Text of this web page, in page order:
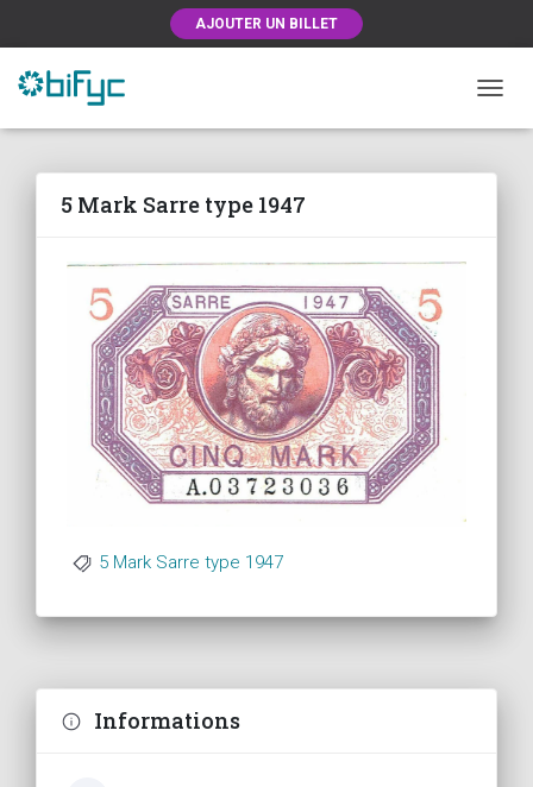
AJOUTER UN BILLET
5 Mark Sarre type 1947
5 Mark Sarre type 1947
Informations